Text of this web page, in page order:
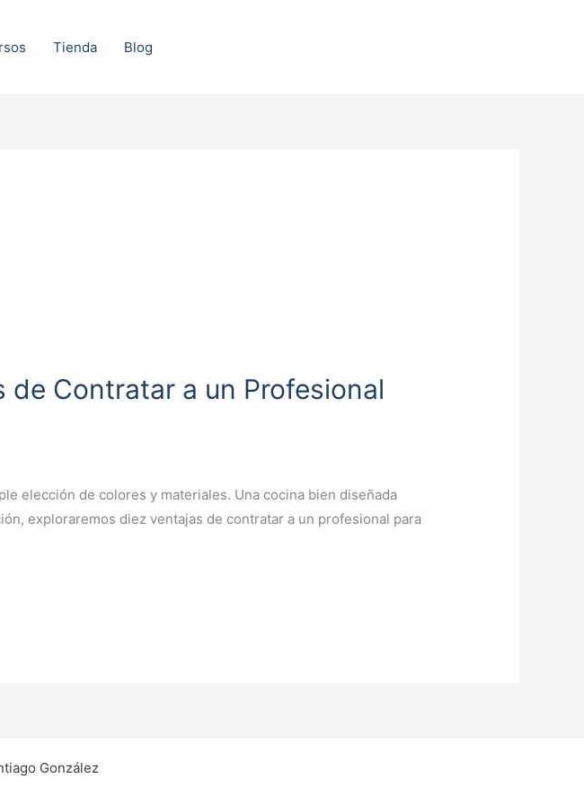
Tienda Blog
de Contratar a un Profesional
elección de colores y materiales. Una cocina bien diseñada
exploraremos diez ventajas de contratar a un profesional para
González